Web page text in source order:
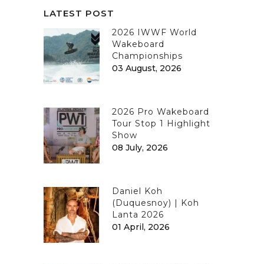
LATEST POST
2026 IWWF World
Wakeboard
Championships
03 August, 2026
2026 Pro Wakeboard
Tour Stop 1 Highlight
Show
08 July, 2026
Daniel Koh
(Duquesnoy) | Koh
Lanta 2026
01 April, 2026